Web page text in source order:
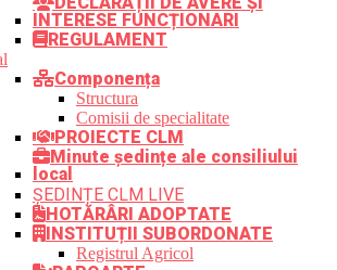
INTERESE FUNCȚIONARI
REGULAMENT
Componența
Structura
Comisii de specialitate
PROIECTE CLM
Minute ședințe ale consiliului
local
ȘEDINȚE CLM LIVE
HOTĂRÂRI ADOPTATE
INSTITUȚII SUBORDONATE
Registrul Agricol